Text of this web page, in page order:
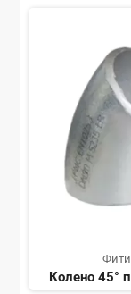
Колено 45°